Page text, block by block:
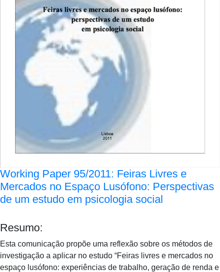
Working Paper 95/2011: Feiras Livres e
Mercados no Espaço Lusófono: Perspectivas
de um estudo em psicologia social
Resumo:
Esta comunicação propõe uma reflexão sobre os métodos de
investigação a aplicar no estudo “Feiras livres e mercados no
espaço lusófono: experiências de trabalho, geração de renda e